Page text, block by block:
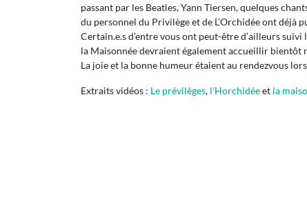
passant par les Beatles, Yann Tiersen, quelques
du personnel du Privilège et de L’Orchidée ont déjà
Certain.e.s d’entre vous ont peut-être d’ailleurs
la Maisonnée devraient également accueillir bientôt
La joie et la bonne humeur étaient au rendezvous
Extraits vidéos : Le prévilèges, l'Horchidéeet la